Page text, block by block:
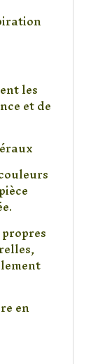
les
et de
en